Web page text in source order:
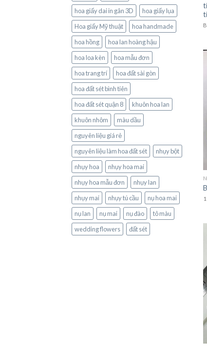
hoa giấy dai in gân 3D
hoa giấy lụa
Hoa giấy Mỹ thuật
hoa handmade
hoa hồng
hoa lan hoàng hậu
hoa loa kèn
hoa mẫu đơn
hoa trang trí
hoa đất sài gòn
hoa đất sét bình tiên
hoa đất sét quận 8
khuôn hoa lan
khuôn nhôm
màu dầu
nguyên liệu giá rẻ
nguyên liệu làm hoa đất sét
nhụy bột
nhụy hoa
nhụy hoa mai
nhụy hoa mẫu đơn
nhụy lan
nhụy mai
nhụy tú cầu
nụ hoa mai
nụ lan
nụ mai nụ đào
tô màu
wedding flowers
đất sét